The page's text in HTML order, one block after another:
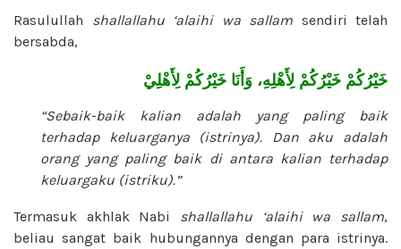
Rasulullah shallallahu ‘alaihi wa sallam sendiri telah
bersabda,
خَيْرُكُمْ خَيْرُكُمْ لِأَهْلِهِ، وَأَنَا خَيْرُكُمْ لِأَهْلِيْ
“Sebaik-baik kalian adalah yang paling baik
terhadap keluarganya (istrinya). Dan aku adalah
orang yang paling baik di antara kalian terhadap
keluargaku (istriku).”
Termasuk akhlak Nabi shallallahu ‘alaihi wa sallam,
beliau sangat baik hubungannya dengan para istrinya.